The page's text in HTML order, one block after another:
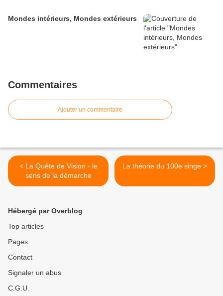
Mondes intérieurs, Mondes extérieurs
Commentaires
Ajouter un commentaire
< La Quête de Vision - le
sens de la démarche
La théorie du 100e singe >
Hébergé par Overblog
Top articles
Pages
Contact
Signaler un abus
C.G.U.